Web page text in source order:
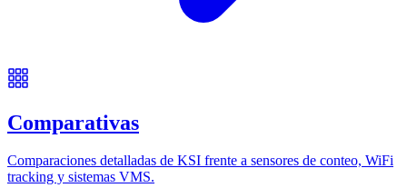
Comparativas
Comparaciones detalladas de KSI frente a sensores de conteo, WiFi
tracking y sistemas VMS.